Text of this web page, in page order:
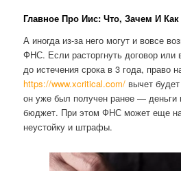
Главное Про Иис: Что, Зачем И
А иногда из-за него могут и вовсе
ФНС. Если расторгнуть договор
до истечения срока в 3 года, право
https://www.xcritical.com/ вычет
он уже был получен ранее — деньги
бюджет. При этом ФНС может еще
неустойку и штрафы.